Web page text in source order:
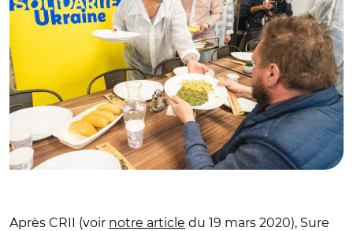
Après CRII (voir notre article du 19 mars 2020), Sure